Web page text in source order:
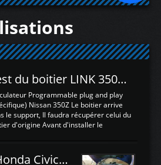
Test du boitier LINK 350Z Plugin ECU
Programmable plug and play
Nissan 350Z Le boitier arrive
le support, Il faudra récupérer celui du
d'origine Avant d'installer le
l'information de la large bande
Préparation Honda Civic Type R FK2